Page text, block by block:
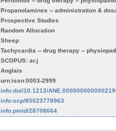
Propanolamines -- administration &
Prospective Studies
Random Allocation
Sheep
Tachycardia -- drug therapy --
SCOPUS: ar.j
Anglais
urn:issn:0003-2999
info:doi/10.1213/
info:scp/85023778963
info:pmid/28708664